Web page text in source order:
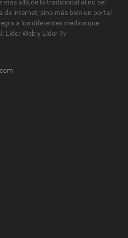
más allá de lo tradicional al no ser
de internet, sino más bien un portal
a los diferentes medios que
Líder Web y Líder Tv